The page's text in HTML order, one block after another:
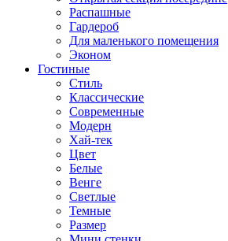
Распашные
Гардероб
Для маленького помещения
Эконом
Гостиные
Стиль
Классические
Современные
Модерн
Хай-тек
Цвет
Белые
Венге
Светлые
Темные
Размер